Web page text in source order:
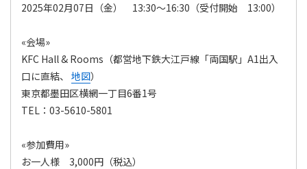
2025年02月07日（金） 13:30～16:30（受付開始 13:00）
«会場»
KFC Hall & Rooms（都営地下鉄大江戸線「両国駅」A1出入
口に直結、 地図）
東京都墨田区横網一丁目6番1号
TEL：03-5610-5801
«参加費用»
お一人様 3,000円（税込）